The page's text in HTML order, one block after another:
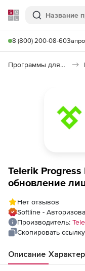
Softline
Поиск
8 (800) 200-08-60
Программы для программирования
Telerik Progress
обновление
Developer
Progress
day upgrade
Нет отзывов
Softline -
Производитель:
Скопировать ссылку
Описание